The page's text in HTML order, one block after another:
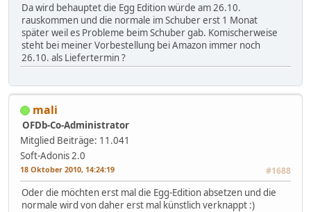
Da wird behauptet die Egg Edition würde am 26.10.
rauskommen und die normale im Schuber erst 1 Monat
später weil es Probleme beim Schuber gab. Komischerweise
steht bei meiner Vorbestellung bei Amazon immer noch
26.10. als Liefertermin ?
mali
OFDb-Co-Administrator
Mitglied Beiträge: 11.041
Soft-Adonis 2.0
18 Oktober 2010, 14:24:19 #1688
Oder die möchten erst mal die Egg-Edition absetzen und die
normale wird von daher erst mal künstlich verknappt :)